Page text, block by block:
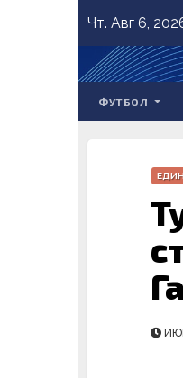
content
Чт. Авг 6,
ФУТБОЛ